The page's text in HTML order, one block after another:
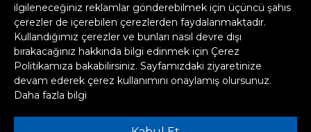
satis@unmak.com
export@unmak.com
© Copyright 2026 Ünmak Isıtma Sistemleri. Tüm
hakları saklıdır.
Bilgi Toplumu Hizmetleri -
ilgileneceğiniz reklamlar gönderebilmek için üçüncü şahıs
çerezler de içerebilen çerezlerden faydalanmaktadır.
Kullandığımız çerezler ve bunları nasıl devre dışı
bırakacağınız hakkında bilgi edinmek için Çerez
Politikamıza bakabilirsiniz. Sayfamızdaki ziyaretinize
devam ederek çerez kullanımını onaylamış olursunuz.
Daha fazla bilgi